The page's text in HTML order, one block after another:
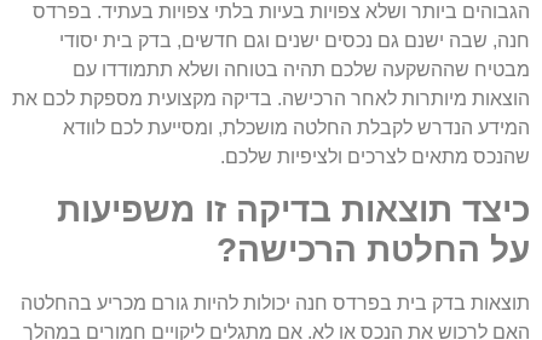
הגבוהים ביותר ושלא צפויות בעיות בלתי צפויות בעתיד. בפרדס
חנה, שבה ישנם גם נכסים ישנים וגם חדשים, בדק בית יסודי
מבטיח שההשקעה שלכם תהיה בטוחה ושלא תתמודדו עם
הוצאות מיותרות לאחר הרכישה. בדיקה מקצועית מספקת לכם את
המידע הנדרש לקבלת החלטה מושכלת, ומסייעת לכם לוודא
שהנכס מתאים לצרכים ולציפיות שלכם.
כיצד תוצאות בדיקה זו משפיעות
על החלטת הרכישה?
תוצאות בדק בית בפרדס חנה יכולות להיות גורם מכריע בהחלטה
האם לרכוש את הנכס או לא. אם מתגלים ליקויים חמורים במהלך